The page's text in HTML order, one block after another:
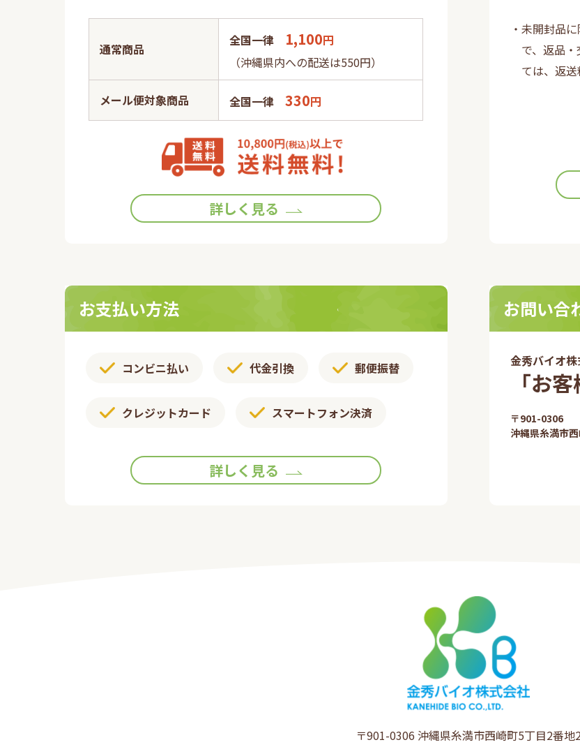
通常商品
全国一律 1,100円
（沖縄県内への配送は550円）
メール便対象商品 全国一律330円
詳しく見る
・未開封品に
で、返品
ては、返
お支払い方法
コンビニ払い 代金引換 郵便振替​
クレジットカード スマートフォン決済
詳しく見る
お問い合
金秀バイオ
「お
〒901-0306​
沖縄県糸満市
〒901-0306​ 沖縄県糸満市西崎町5丁目2番地